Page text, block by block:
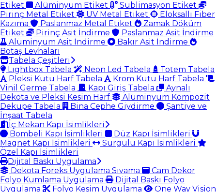
Etiket
Alüminyum Etiket
Sublimasyon Etiket
Pirinç Metal Etiket
UV Metal Etiket
Eloksallı Fiber
Kazıma
Paslanmaz Metal Etiket
Zamak Döküm
Etiket
Pirinç Asit İndirme
Paslanmaz Asit İndirme
Alüminyum Asit İndirme
Bakır Asit İndirme
Botaş Levhaları
Tabela Çeşitleri
Lightbox Tabela
Neon Led Tabela
Totem Tabela
Pleksi Kutu Harf Tabela
Krom Kutu Harf Tabela
Vinil Germe Tabela
Kapı Giriş Tabela
Aynalı
Dekota ve Pleksi Kesim Harf
Alüminyum Kompozit
Dekupe Tabela
Bina Cephe Giydirme
Şantiye ve
İnşaat Tabela
İç Mekan Kapı İsimlikleri
Bombeli Kapı İsimlikleri
Düz Kapı İsimlikleri
Magnet Kapı İsimlikleri
Sürgülü Kapı İsimlikleri
Özel Kapı İsimlikleri
Dijital Baskı Uygulama
Dekota Foreks Uygulama Sıvama
Cam Dekor
Folyo Kumlama Uygulama
Dijital Baskı Folyo
Uygulama
Folyo Kesim Uygulama
One Way Vision